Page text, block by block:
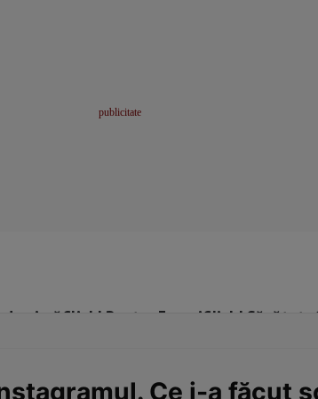
viațăClick! Pentru FemeiClick! Sănătate
Ce i-a făcut